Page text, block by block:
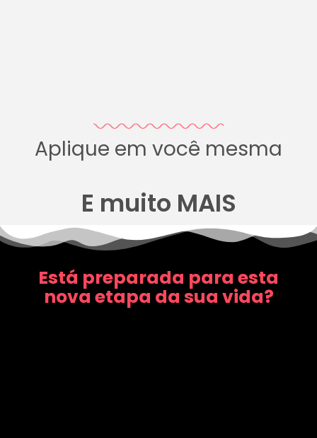
Aplique em você mesma
E muito MAIS
Está preparada para esta
nova etapa da sua vida?